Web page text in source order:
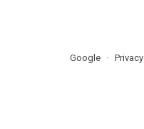
Google Privacy